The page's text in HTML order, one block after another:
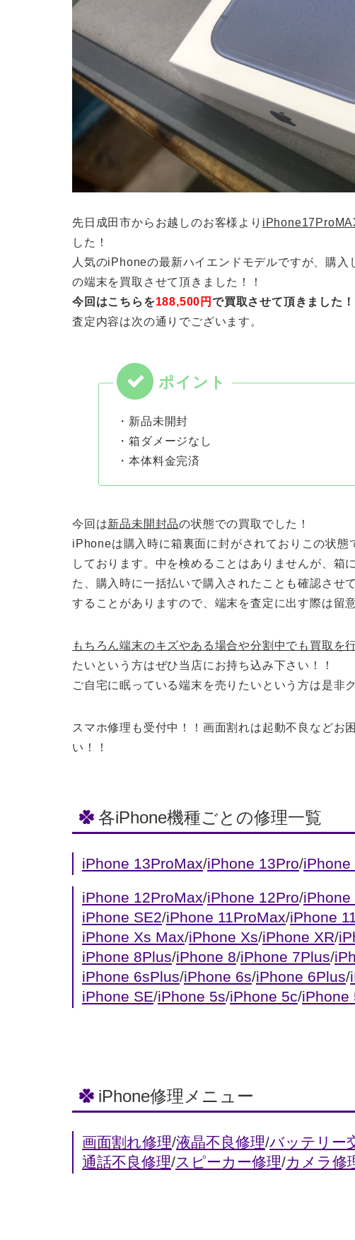
先日成田市からお越しのお客様より
した！
人気のiPhoneの最新ハイエンドモデルですが、購
の端末を買取させて頂きました！！
今回はこちらを188,500円で買取させて頂きました！
査定内容は次の通りでございます。
・新品未開封
・箱ダメージなし
・本体料金完済
今回は新品未開封品の状態での買取でした！
iPhoneは購入時に箱裏面に封がされておりこの状態
しております。中を検めることはありませんが、箱
た、購入時に一括払いで購入されたことも確認させ
することがありますので、端末を査定に出す際は留
もちろん端末のキズやある場合や分割中でも買取を
たいという方はぜひ当店にお持ち込み下さい！！
ご自宅に眠っている端末を売りたいという方は是非
スマホ修理も受付中！！画面割れは起動不良などお
い！！
各iPhone機種ごとの修理一覧
iPhone 13ProMax/iPhone 13Pro/iPhone
iPhone 12ProMax/iPhone 12Pro/iPhone
iPhone SE2/iPhone 11ProMax/iPhone
iPhone Xs Max/iPhone Xs/iPhone XR/
iPhone 8Plus/iPhone 8/iPhone 7Plus/
iPhone 6sPlus/iPhone 6s/iPhone 6Plus/
iPhone SE/iPhone 5s/iPhone 5c/iPhone
iPhone修理メニュー
画面割れ修理/液晶不良修理/バッテリー
通話不良修理/スピーカー修理/カメラ修